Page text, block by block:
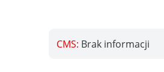
CMS: Brak informacji